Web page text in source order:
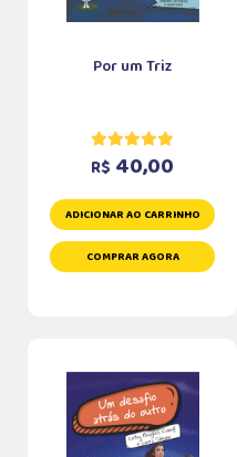
Por um Triz
R$ 40,00
ADICIONAR AO CARRINHO
COMPRAR AGORA